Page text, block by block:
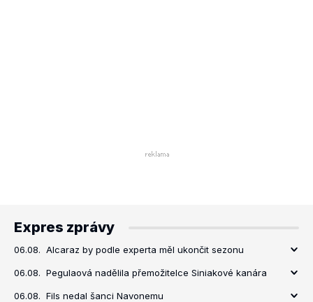
Expres zprávy
06.08. Alcaraz by podle experta měl ukončit sezonu
06.08. Pegulaová nadělila přemožitelce Siniakové kanára
06.08. Fils nedal šanci Navonemu